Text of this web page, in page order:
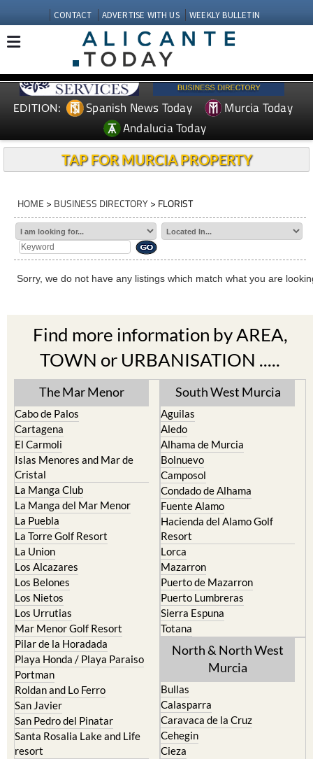
CONTACT ADVERTISE WITH US WEEKLY BULLETIN
EDITION: Spanish News Today
Murcia Today
Andalucia Today
TAP FOR MURCIA PROPERTY
HOME > BUSINESS DIRECTORY> FLORIST
Sorry, we do not have any listings which match what you are
Find more information by AREA,
TOWN or URBANISATION .....
The Mar Menor
Cabo de Palos
Cartagena
El Carmoli
Islas Menores and Mar de
Cristal
La Manga Club
La Manga del Mar Menor
La Puebla
La Torre Golf Resort
La Union
Los Alcazares
Los Belones
Los Nietos
Los Urrutias
Mar Menor Golf Resort
Pilar de la Horadada
Playa Honda / Playa Paraiso
Portman
Roldan and Lo Ferro
San Javier
San Pedro del Pinatar
Santa Rosalia Lake and Life
resort
South West Murcia
Aguilas
Aledo
Alhama de Murcia
Bolnuevo
Camposol
Condado de Alhama
Fuente Alamo
Hacienda del Alamo Golf
Resort
Lorca
Mazarron
Puerto de Mazarron
Puerto Lumbreras
Sierra Espuna
Totana
North & North West
Murcia
Bullas
Calasparra
Caravaca de la Cruz
Cehegin
Cieza